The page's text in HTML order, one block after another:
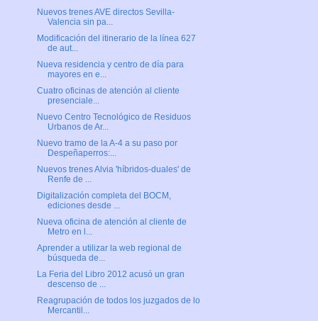
Nuevos trenes AVE directos Sevilla-
Valencia sin pa...
Modificación del itinerario de la línea 627
de aut...
Nueva residencia y centro de día para
mayores en e...
Cuatro oficinas de atención al cliente
presenciale...
Nuevo Centro Tecnológico de Residuos
Urbanos de Ar...
Nuevo tramo de la A-4 a su paso por
Despeñaperros:...
Nuevos trenes Alvia 'híbridos-duales' de
Renfe de ...
Digitalización completa del BOCM,
ediciones desde ...
Nueva oficina de atención al cliente de
Metro en l...
Aprender a utilizar la web regional de
búsqueda de...
La Feria del Libro 2012 acusó un gran
descenso de ...
Reagrupación de todos los juzgados de lo
Mercantil...